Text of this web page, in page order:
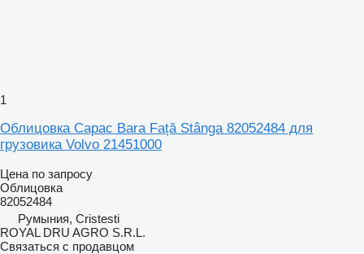
1
Облицовка Capac Bara Față Stânga 82052484 для
грузовика Volvo 21451000
Цена по запросу
Облицовка
82052484
Румыния, Cristesti
ROYAL DRU AGRO S.R.L.
Связаться с продавцом